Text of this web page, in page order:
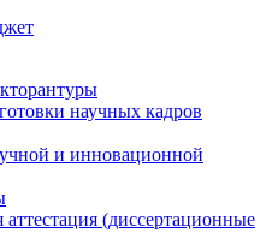
научных кадров
и инновационной
аттестация (диссертационные